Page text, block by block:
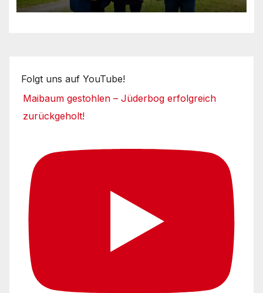
Folgt uns auf YouTube!
Maibaum gestohlen – Jüderbog erfolgreich
zurückgeholt!